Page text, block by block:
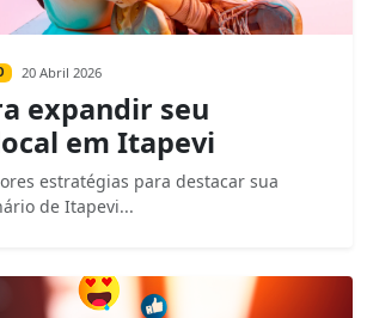
20 Abril 2026
expandir seu
em Itapevi
estratégias para destacar sua
de Itapevi...